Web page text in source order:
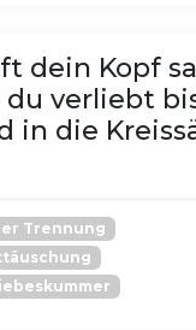
dein Kopf
du verliebt
in die
Trennung